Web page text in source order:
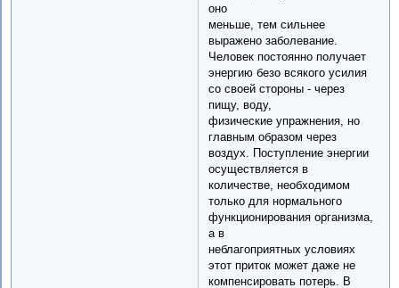
оно
меньше, тем сильнее
выражено заболевание.
Человек постоянно получает
энергию безо всякого усилия
со своей стороны - через
пищу, воду,
физические упражнения, но
главным образом через
воздух. Поступление энергии
осуществляется в
количестве, необходимом
только для нормального
функционирования организма,
а в
неблагоприятных условиях
этот приток может даже не
компенсировать потерь. В